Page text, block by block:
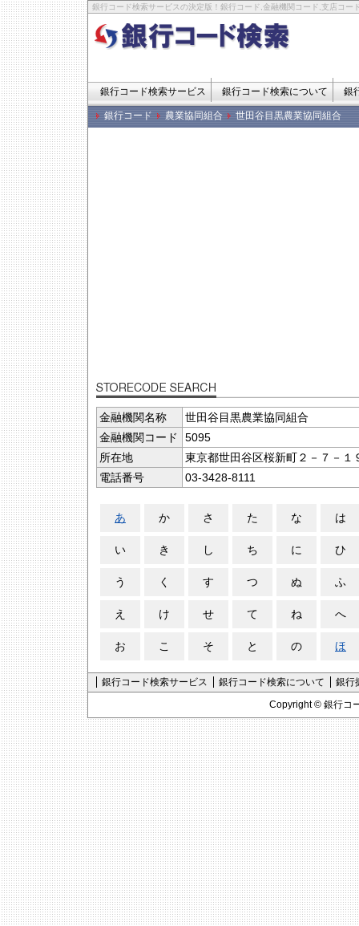
銀行コード検索サービスの決定版！銀行コード,金融機関コード,支店コー
銀行コード検索サービス 銀行コード検索について 銀
銀行コード 農業協同組合 世田谷目黒農業協同組合
金融機関名称
世田谷目黒農業協同組合
金融機関コード
5095
所在地
東京都世田谷区桜新町２－７－１
電話番号
03-3428-8111
あ か さ た な は
い き し ち に ひ
う く す つ ぬ ふ
え け せ て ね へ
お こ そ と の ほ
銀行コード検索サービス 銀行コード検索について
銀行
Copyright © 銀行コ